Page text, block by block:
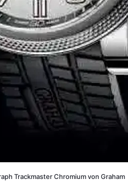
Trackmaster Chromium von Graham